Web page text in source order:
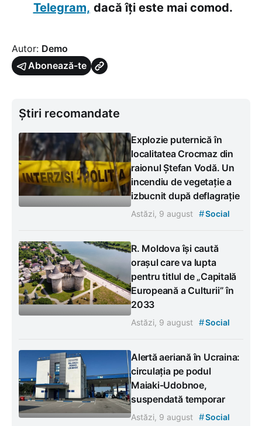
Telegram, dacă îți este mai comod.
Autor: Demo
Abonează-te
Știri recomandate
Explozie puternică în
localitatea Crocmaz din
raionul Ștefan Vodă. Un
incendiu de vegetație a
izbucnit după deflagrație
Astăzi, 9 august #Social
R. Moldova își caută
orașul care va lupta
pentru titlul de „Capitală
Europeană a Culturii” în
2033
Astăzi, 9 august #Social
Alertă aeriană în Ucraina:
circulația pe podul
Maiaki-Udobnoe,
suspendată temporar
Astăzi, 9 august #Social